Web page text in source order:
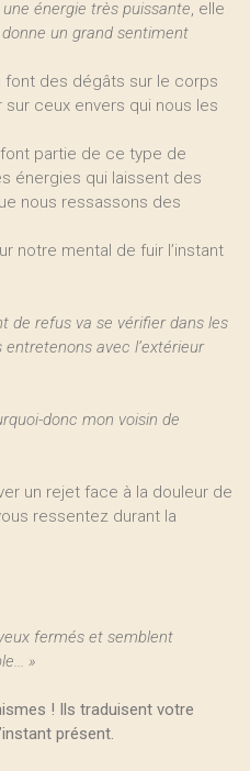
énergie très puissante, elle
un grand sentiment
font des dégâts sur le corps
ceux envers qui nous les
partie de ce type de
énergies qui laissent des
nous ressassons des
notre mental de fuir l’instant
de refus va se vérifier dans les
avec l’extérieur
donc mon voisin de
un rejet face à la douleur de
ressentez durant la
fermés et semblent
»
! Ils traduisent votre
présent.